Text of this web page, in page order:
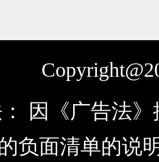
因《广告法
负面清单的说